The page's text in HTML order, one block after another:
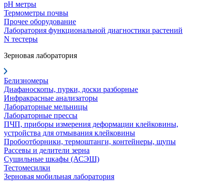
pH метры
Термометры почвы
Прочее оборудование
Лаборатория функциональной диагностики растений
N тестеры
Зерновая лаборатория
Белизномеры
Диафаноскопы, пурки, доски разборные
Инфракрасные анализаторы
Лабораторные мельницы
Лабораторные прессы
ПЧП, приборы измерения деформации клейковины,
устройства для отмывания клейковины
Пробоотборники, термоштанги, контейнеры, щупы
Рассевы и делители зерна
Сушильные шкафы (АСЭШ)
Тестомесилки
Зерновая мобильная лаборатория